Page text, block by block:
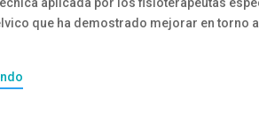
que ha demostrado mejorar en torno a